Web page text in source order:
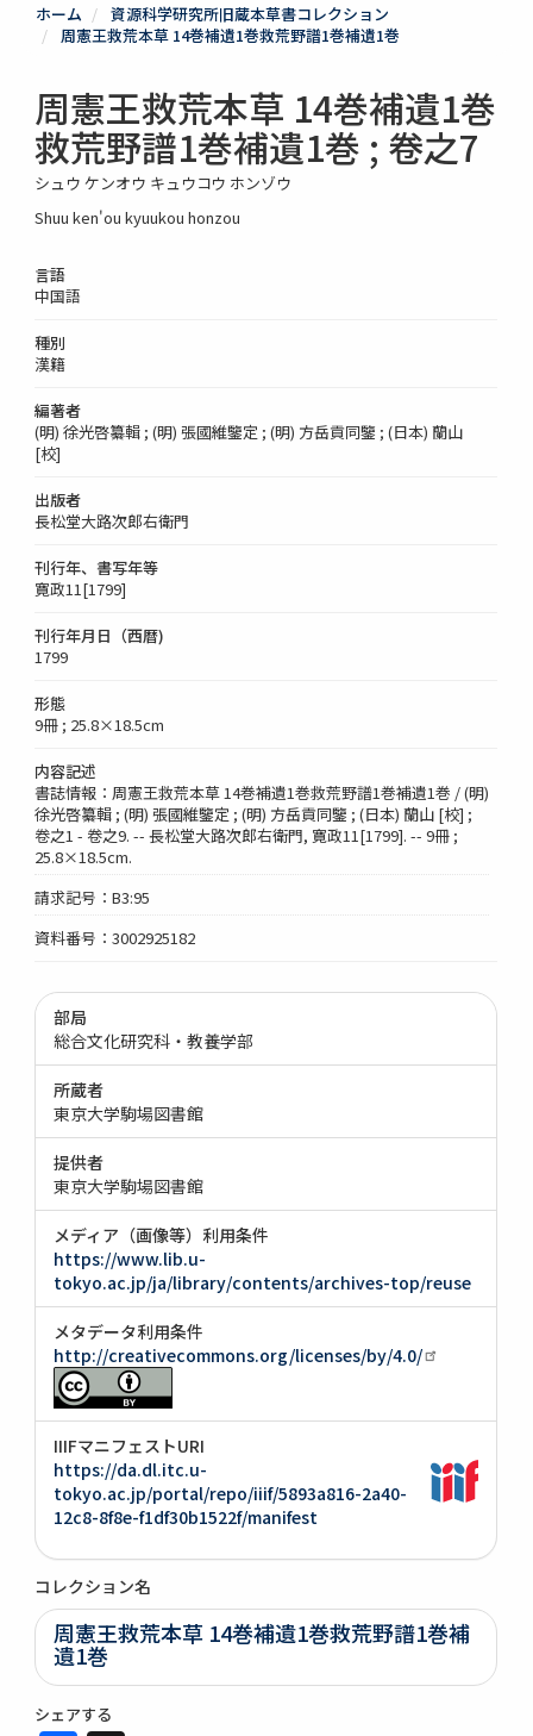
ホーム
資源科学研究所旧蔵本草書コレクション
周憲王救荒本草 14巻補遺1巻救荒野譜1巻補遺1巻
周憲王救荒本草 14巻補遺1巻
救荒野譜1巻補遺1巻 ; 卷之7
シュウ ケンオウ キュウコウ ホンゾウ
Shuu ken'ou kyuukou honzou
言語
中国語
種別
漢籍
編著者
(明) 徐光啓纂輯 ; (明) 張國維鑒定 ; (明) 方岳貢同鑒 ; (日本) 蘭山
[校]
出版者
長松堂大路次郎右衛門
刊行年、書写年等
寛政11[1799]
刊行年月日（西暦)
1799
形態
9冊 ; 25.8×18.5cm
内容記述
書誌情報：周憲王救荒本草 14巻補遺1巻救荒野譜1巻補遺1巻 / (明)
徐光啓纂輯 ; (明) 張國維鑒定 ; (明) 方岳貢同鑒 ; (日本) 蘭山 [校] ;
卷之1 - 卷之9. -- 長松堂大路次郎右衛門, 寛政11[1799]. -- 9冊 ;
25.8×18.5cm.
請求記号：B3:95
資料番号：3002925182
部局
総合文化研究科・教養学部
所蔵者
東京大学駒場図書館
提供者
東京大学駒場図書館
メディア（画像等）利用条件
https://www.lib.u-
tokyo.ac.jp/ja/library/contents/archives-top/reuse
メタデータ利用条件
http://creativecommons.org/licenses/by/4.0/
IIIFマニフェストURI
https://da.dl.itc.u-
tokyo.ac.jp/portal/repo/iiif/5893a816-2a40-
12c8-8f8e-f1df30b1522f/manifest
コレクション名
周憲王救荒本草 14巻補遺1巻救荒野譜1巻補
遺1巻
シェアする